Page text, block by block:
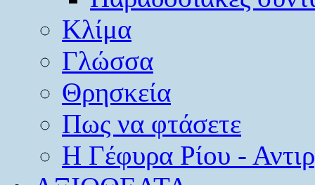
Κλίμα
Γλώσσα
Θρησκεία
Πως να φτάσετε
Η Γέφυρα Ρίου -